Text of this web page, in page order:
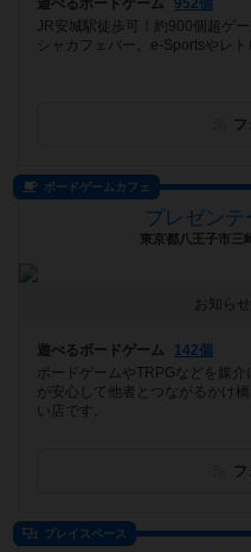
遊べるボードゲーム
952個
JR安城駅徒歩可！約900個超ゲ
シャカフェバー。e-Sportsやレ
ボードゲームカフェ
プレゼンテ
東京都八王子市三
お知ら
遊べるボードゲーム
142個
ボードゲームやTRPGなどを媒
が安心して他者とつながるかけ
い店です。
プレイスペース